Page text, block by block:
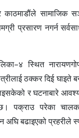
काठमाडौंले सामाजिक
प्रसारण नगर्न
स्थित
ठक्कर दिई घाइते
र घटनाबारे
पक्राउ परेका
बढाइएको प्रहरीले